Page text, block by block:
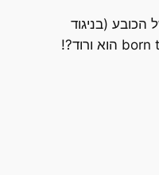
(בניגוד